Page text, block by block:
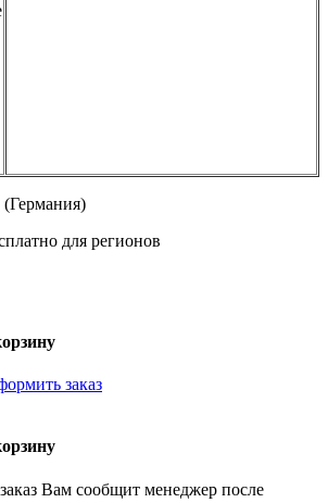
для регионов
заказ
Вам сообщит менеджер после